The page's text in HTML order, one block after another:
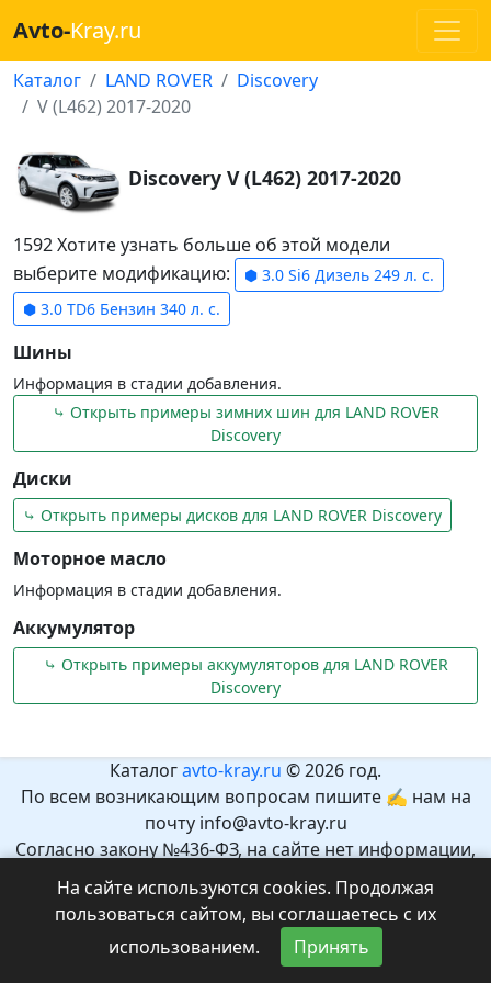
Avto-Kray.ru
Каталог LAND ROVER
Discovery
V (L462) 2017-2020
Discovery V (L462) 2017-2020
1592 Хотите узнать больше об этой модели
выберите модификацию:
⬢ 3.0 Si6 Дизель 249 л. с.
⬢ 3.0 TD6 Бензин 340 л. с.
Шины
Информация в стадии добавления.
⤷ Открыть примеры зимних шин для LAND ROVER
Discovery
Диски
⤷ Открыть примеры дисков для LAND ROVER Discovery
Моторное масло
Информация в стадии добавления.
Аккумулятор
⤷ Открыть примеры аккумуляторов для LAND ROVER
Discovery
Каталогavto-kray.ru © 2026 год.
По всем возникающим вопросам пишите ✍ нам на
почту info@avto-kray.ru
Согласно закону №436-ФЗ, на сайте нет информации,
которая может причинить вред здоровью и развитию
детей.
Рекомендуемый возраст 12+.
На сайте используются cookies. Продолжая
пользоваться сайтом, вы соглашаетесь с их
использованием.
Принять